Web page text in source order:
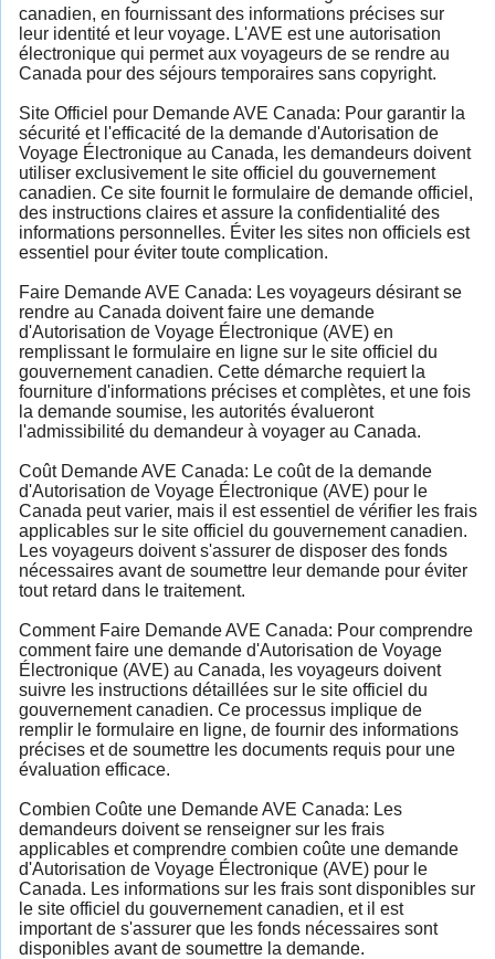
canadien, en fournissant des informations précises sur
leur identité et leur voyage. L'AVE est une autorisation
électronique qui permet aux voyageurs de se rendre au
Canada pour des séjours temporaires sans copyright.
Site Officiel pour Demande AVE Canada: Pour garantir la
sécurité et l'efficacité de la demande d'Autorisation de
Voyage Électronique au Canada, les demandeurs doivent
utiliser exclusivement le site officiel du gouvernement
canadien. Ce site fournit le formulaire de demande officiel,
des instructions claires et assure la confidentialité des
informations personnelles. Éviter les sites non officiels est
essentiel pour éviter toute complication.
Faire Demande AVE Canada: Les voyageurs désirant se
rendre au Canada doivent faire une demande
d'Autorisation de Voyage Électronique (AVE) en
remplissant le formulaire en ligne sur le site officiel du
gouvernement canadien. Cette démarche requiert la
fourniture d'informations précises et complètes, et une fois
la demande soumise, les autorités évalueront
l'admissibilité du demandeur à voyager au Canada.
Coût Demande AVE Canada: Le coût de la demande
d'Autorisation de Voyage Électronique (AVE) pour le
Canada peut varier, mais il est essentiel de vérifier les frais
applicables sur le site officiel du gouvernement canadien.
Les voyageurs doivent s'assurer de disposer des fonds
nécessaires avant de soumettre leur demande pour éviter
tout retard dans le traitement.
Comment Faire Demande AVE Canada: Pour comprendre
comment faire une demande d'Autorisation de Voyage
Électronique (AVE) au Canada, les voyageurs doivent
suivre les instructions détaillées sur le site officiel du
gouvernement canadien. Ce processus implique de
remplir le formulaire en ligne, de fournir des informations
précises et de soumettre les documents requis pour une
évaluation efficace.
Combien Coûte une Demande AVE Canada: Les
demandeurs doivent se renseigner sur les frais
applicables et comprendre combien coûte une demande
d'Autorisation de Voyage Électronique (AVE) pour le
Canada. Les informations sur les frais sont disponibles sur
le site officiel du gouvernement canadien, et il est
important de s'assurer que les fonds nécessaires sont
disponibles avant de soumettre la demande.